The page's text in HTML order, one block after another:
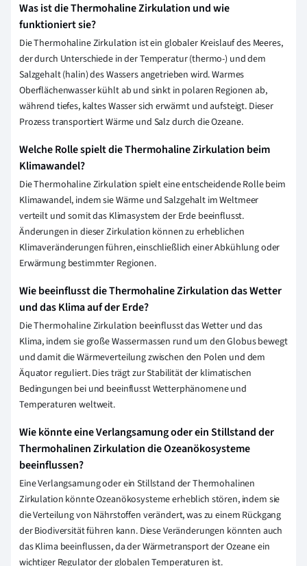
Was ist die Thermohaline Zirkulation und wie
funktioniert sie?
Die Thermohaline Zirkulation ist ein globaler Kreislauf des Meeres,
der durch Unterschiede in der Temperatur (thermo-) und dem
Salzgehalt (halin) des Wassers angetrieben wird. Warmes
Oberflächenwasser kühlt ab und sinkt in polaren Regionen ab,
während tiefes, kaltes Wasser sich erwärmt und aufsteigt. Dieser
Prozess transportiert Wärme und Salz durch die Ozeane.
Welche Rolle spielt die Thermohaline Zirkulation beim
Klimawandel?
Die Thermohaline Zirkulation spielt eine entscheidende Rolle beim
Klimawandel, indem sie Wärme und Salzgehalt im Weltmeer
verteilt und somit das Klimasystem der Erde beeinflusst.
Änderungen in dieser Zirkulation können zu erheblichen
Klimaveränderungen führen, einschließlich einer Abkühlung oder
Erwärmung bestimmter Regionen.
Wie beeinflusst die Thermohaline Zirkulation das Wetter
und das Klima auf der Erde?
Die Thermohaline Zirkulation beeinflusst das Wetter und das
Klima, indem sie große Wassermassen rund um den Globus bewegt
und damit die Wärmeverteilung zwischen den Polen und dem
Äquator reguliert. Dies trägt zur Stabilität der klimatischen
Bedingungen bei und beeinflusst Wetterphänomene und
Temperaturen weltweit.
Wie könnte eine Verlangsamung oder ein Stillstand der
Thermohalinen Zirkulation die Ozeanökosysteme
beeinflussen?
Eine Verlangsamung oder ein Stillstand der Thermohalinen
Zirkulation könnte Ozeanökosysteme erheblich stören, indem sie
die Verteilung von Nährstoffen verändert, was zu einem Rückgang
der Biodiversität führen kann. Diese Veränderungen könnten auch
das Klima beeinflussen, da der Wärmetransport der Ozeane ein
wichtiger Regulator der globalen Temperaturen ist.